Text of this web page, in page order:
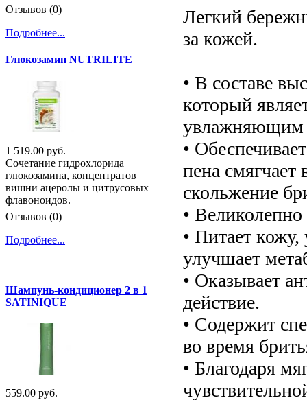
Легкий
за кожей.
• В составе
который
увлажняющим
•
пена
скольжение
•
• Питает кожу,
улучшает
• Оказывает
действие.
• Содержит
во время
• Благодаря
Отзывов (0)
Подробнее...
Глюкозамин NUTRILITE
1 519.00 руб.
Сочетание гидрохлорида
глюкозамина, концентратов
вишни ацеролы и цитрусовых
флавоноидов.
Отзывов (0)
Подробнее...
Шампунь-кондиционер 2 в 1
SATINIQUE
559.00 руб.